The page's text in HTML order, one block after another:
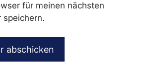
für meinen nächsten
speichern.